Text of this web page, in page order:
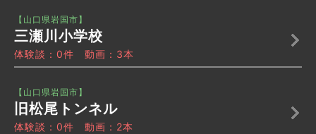
【山口県岩国市】
三瀬川小学校
体験談：0件 動画：3本
【山口県岩国市】
旧松尾トンネル
体験談：0件 動画：2本